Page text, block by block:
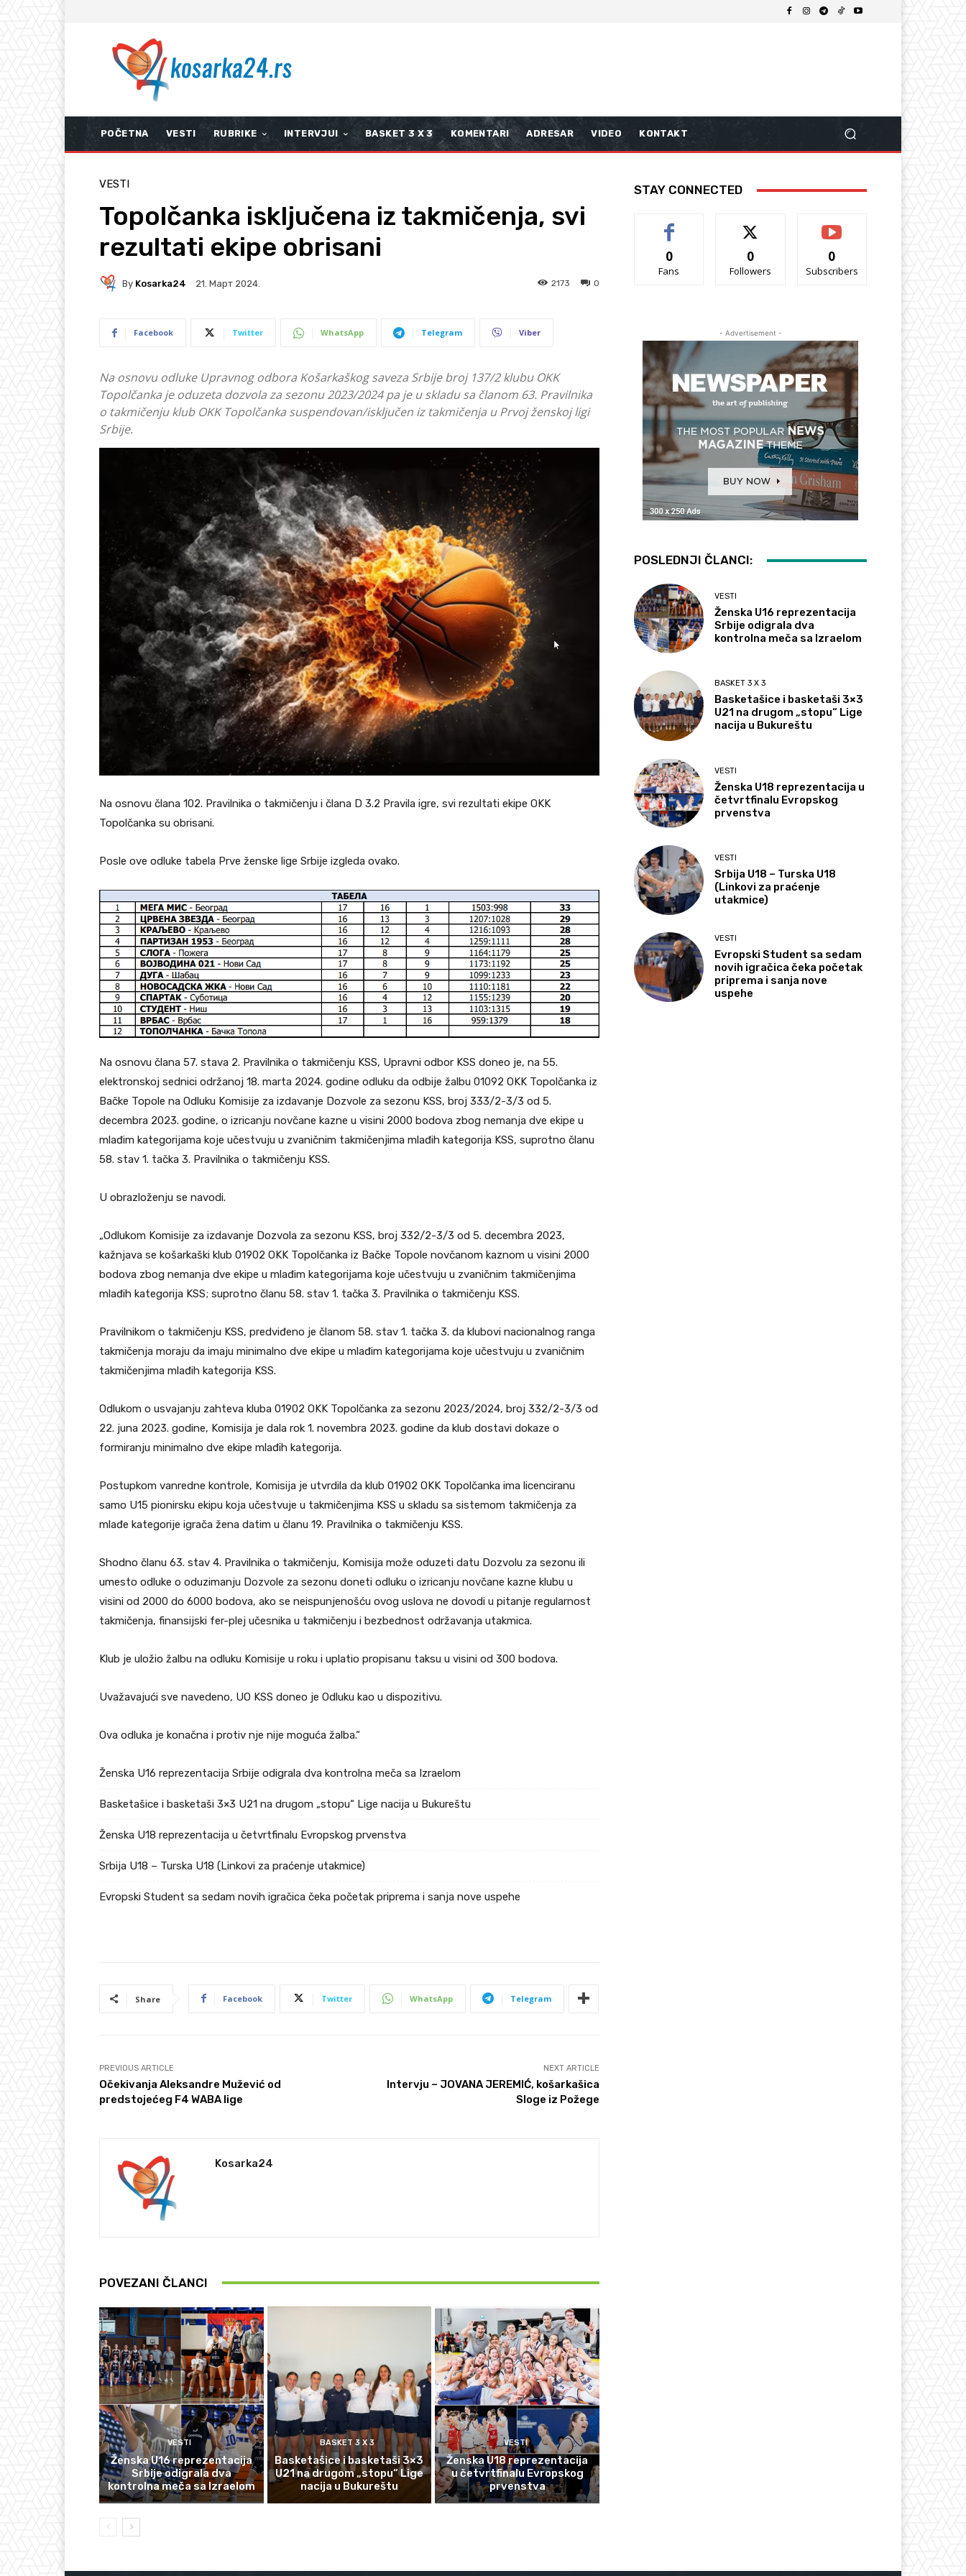
POČETNA VESTI RUBRIKE INTERVJUI BASKET 3 X 3 KOMENTARI ADRESAR VIDEO KONTAKT
VESTI
Topolčanka isključena iz takmičenja, svi
rezultati ekipe obrisani
By Kosarka24 21. Март 2024. 0
2173
Facebook Twitter WhatsApp Telegram Viber
Na osnovu odluke Upravnog odbora Košarkaškog saveza Srbije broj 137/2 klubu OKK
Topolčanka je oduzeta dozvola za sezonu 2023/2024 pa je u skladu sa članom 63. Pravilnika
o takmičenju klub OKK Topolčanka suspendovan/isključen iz takmičenja u Prvoj ženskoj ligi
Srbije.
Na osnovu člana 102. Pravilnika o takmičenju i člana D 3.2 Pravila igre, svi rezultati ekipe OKK
Topolčanka su obrisani.
Posle ove odluke tabela Prve ženske lige Srbije izgleda ovako.
Na osnovu člana 57. stava 2. Pravilnika o takmičenju KSS, Upravni odbor KSS doneo je, na 55.
elektronskoj sednici održanoj 18. marta 2024. godine odluku da odbije žalbu 01092 OKK Topolčanka iz
Bačke Topole na Odluku Komisije za izdavanje Dozvole za sezonu KSS, broj 333/2-3/3 od 5.
decembra 2023. godine, o izricanju novčane kazne u visini 2000 bodova zbog nemanja dve ekipe u
mlađim kategorijama koje učestvuju u zvaničnim takmičenjima mlađih kategorija KSS, suprotno članu
58. stav 1. tačka 3. Pravilnika o takmičenju KSS.
U obrazloženju se navodi.
„Odlukom Komisije za izdavanje Dozvola za sezonu KSS, broj 332/2-3/3 od 5. decembra 2023,
kažnjava se košarkaški klub 01902 OKK Topolčanka iz Bačke Topole novčanom kaznom u visini 2000
bodova zbog nemanja dve ekipe u mlađim kategorijama koje učestvuju u zvaničnim takmičenjima
mlađih kategorija KSS; suprotno članu 58. stav 1. tačka 3. Pravilnika o takmičenju KSS.
Pravilnikom o takmičenju KSS, predviđeno je članom 58. stav 1. tačka 3. da klubovi nacionalnog ranga
takmičenja moraju da imaju minimalno dve ekipe u mlađim kategorijama koje učestvuju u zvaničnim
takmičenjima mlađih kategorija KSS.
Odlukom o usvajanju zahteva kluba 01902 OKK Topolčanka za sezonu 2023/2024, broj 332/2-3/3 od
22. juna 2023. godine, Komisija je dala rok 1. novembra 2023. godine da klub dostavi dokaze o
formiranju minimalno dve ekipe mlađih kategorija.
Postupkom vanredne kontrole, Komisija je utvrdila da klub 01902 OKK Topolčanka ima licenciranu
samo U15 pionirsku ekipu koja učestvuje u takmičenjima KSS u skladu sa sistemom takmičenja za
mlađe kategorije igrača žena datim u članu 19. Pravilnika o takmičenju KSS.
Shodno članu 63. stav 4. Pravilnika o takmičenju, Komisija može oduzeti datu Dozvolu za sezonu ili
umesto odluke o oduzimanju Dozvole za sezonu doneti odluku o izricanju novčane kazne klubu u
visini od 2000 do 6000 bodova, ako se neispunjenošću ovog uslova ne dovodi u pitanje regularnost
takmičenja, finansijski fer-plej učesnika u takmičenju i bezbednost održavanja utakmica.
Klub je uložio žalbu na odluku Komisije u roku i uplatio propisanu taksu u visini od 300 bodova.
Uvažavajući sve navedeno, UO KSS doneo je Odluku kao u dispozitivu.
Ova odluka je konačna i protiv nje nije moguća žalba.“
Ženska U16 reprezentacija Srbije odigrala dva kontrolna meča sa Izraelom
Basketašice i basketaši 3×3 U21 na drugom „stopu“ Lige nacija u Bukureštu
Ženska U18 reprezentacija u četvrtfinalu Evropskog prvenstva
Srbija U18 – Turska U18 (Linkovi za praćenje utakmice)
Evropski Student sa sedam novih igračica čeka početak priprema i sanja nove uspehe
Share Facebook Twitter WhatsApp Telegram
PREVIOUS ARTICLE
Očekivanja Aleksandre Mužević od
predstojećeg F4 WABA lige
NEXT ARTICLE
Intervju – JOVANA JEREMIĆ, košarkašica
Sloge iz Požege
Kosarka24
POVEZANI ČLANCI
VESTI
Ženska U16 reprezentacija
Srbije odigrala dva
kontrolna meča sa Izraelom
BASKET 3 X 3
Basketašice i basketaši 3×3
U21 na drugom „stopu“ Lige
nacija u Bukureštu
VESTI
Ženska U18 reprezentacija
u četvrtfinalu Evropskog
prvenstva
STAY CONNECTED
0
Fans
0
Followers
0
Subscribers
- Advertisement -
POSLEDNJI ČLANCI:
VESTI
Ženska U16 reprezentacija
Srbije odigrala dva
kontrolna meča sa Izraelom
BASKET 3 X 3
Basketašice i basketaši 3×3
U21 na drugom „stopu“ Lige
nacija u Bukureštu
VESTI
Ženska U18 reprezentacija u
četvrtfinalu Evropskog
prvenstva
VESTI
Srbija U18 – Turska U18
(Linkovi za praćenje
utakmice)
VESTI
Evropski Student sa sedam
novih igračica čeka početak
priprema i sanja nove
uspehe